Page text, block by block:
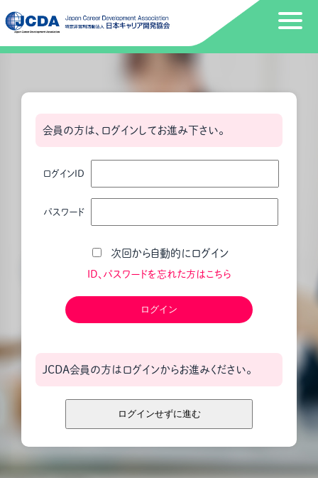
会員の方は、ログインしてお進み下さい。
ログインID
パスワード
次回から自動的にログイン
ID、パスワードを忘れた方はこちら
JCDA会員の方はログインからお進みください。